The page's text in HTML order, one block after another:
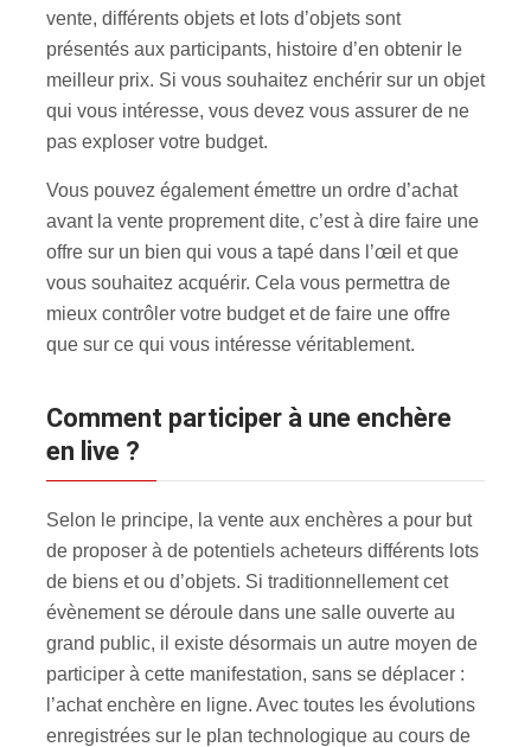
vente, différents objets et lots d’objets sont
présentés aux participants, histoire d’en obtenir le
meilleur prix. Si vous souhaitez enchérir sur un objet
qui vous intéresse, vous devez vous assurer de ne
pas exploser votre budget.
Vous pouvez également émettre un ordre d’achat
avant la vente proprement dite, c’est à dire faire une
offre sur un bien qui vous a tapé dans l’œil et que
vous souhaitez acquérir. Cela vous permettra de
mieux contrôler votre budget et de faire une offre
que sur ce qui vous intéresse véritablement.
Comment participer à une enchère
en live ?
Selon le principe, la vente aux enchères a pour but
de proposer à de potentiels acheteurs différents lots
de biens et ou d’objets. Si traditionnellement cet
évènement se déroule dans une salle ouverte au
grand public, il existe désormais un autre moyen de
participer à cette manifestation, sans se déplacer :
l’achat enchère en ligne. Avec toutes les évolutions
enregistrées sur le plan technologique au cours de